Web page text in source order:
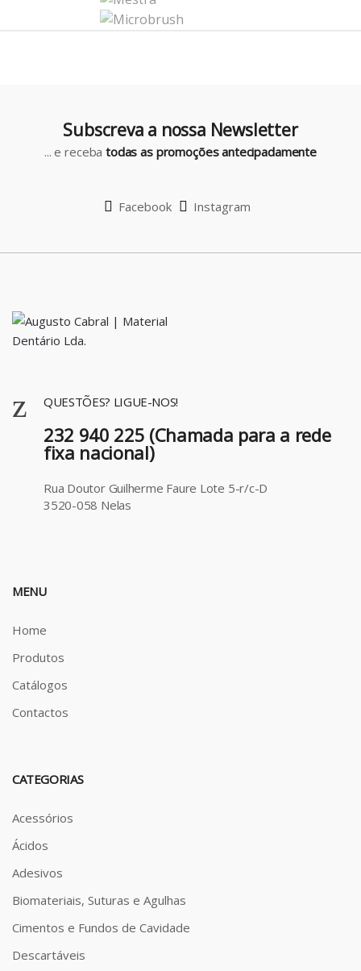
Subscreva a nossa Newsletter
... e recebatodas as promoções antecipadamente
Facebook Instagram
QUESTÕES? LIGUE-NOS!
232 940 225 (Chamada para a rede
fixa nacional)
Rua Doutor Guilherme Faure Lote 5-r/c-D
3520-058 Nelas
MENU
Home
Produtos
Catálogos
Contactos
CATEGORIAS
Acessórios
Ácidos
Adesivos
Biomateriais, Suturas e Agulhas
Cimentos e Fundos de Cavidade
Descartáveis